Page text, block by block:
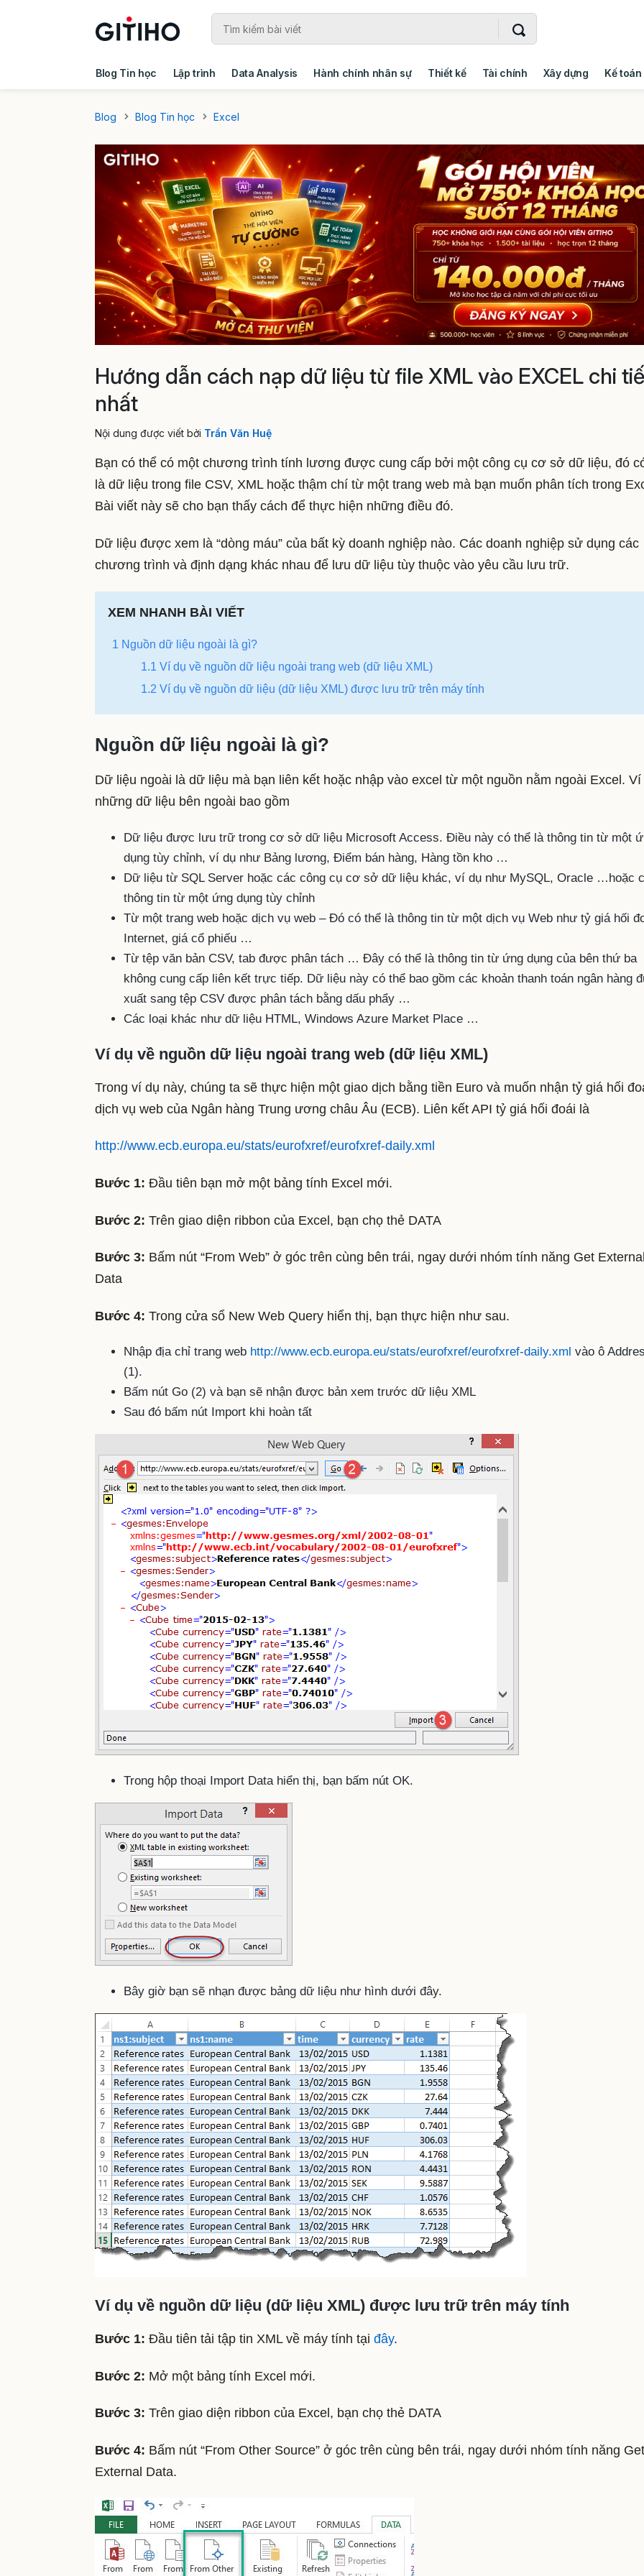
Blog Tin học Lập trình Data Analysis Hành chính nhân sự Thiết kế Tài chính Xây dựng Kế toán
Blog
Blog Tin học Excel
Hướng dẫn cách nạp dữ liệu từ file XML vào EXCEL chi
nhất
Nội dung được viết bởi Trần Văn Huệ
Bạn có thể có một chương trình tính lương được cung cấp bởi một công cụ cơ sở dữ liệu, đó
là dữ liệu trong file CSV, XML hoặc thậm chí từ một trang web mà bạn muốn phân tích trong
Bài viết này sẽ cho bạn thấy cách để thực hiện những điều đó.
Dữ liệu được xem là “dòng máu” của bất kỳ doanh nghiệp nào. Các doanh nghiệp sử dụng các
chương trình và định dạng khác nhau để lưu dữ liệu tùy thuộc vào yêu cầu lưu trữ.
XEM NHANH BÀI VIẾT
1 Nguồn dữ liệu ngoài là gì?
1.1 Ví dụ về nguồn dữ liệu ngoài trang web (dữ liệu XML)
1.2 Ví dụ về nguồn dữ liệu (dữ liệu XML) được lưu trữ trên máy tính
Nguồn dữ liệu ngoài là gì?
Dữ liệu ngoài là dữ liệu mà bạn liên kết hoặc nhập vào excel từ một nguồn nằm ngoài Excel. Ví
những dữ liệu bên ngoài bao gồm
Dữ liệu được lưu trữ trong cơ sở dữ liệu Microsoft Access. Điều này có thể là thông tin từ một
dụng tùy chỉnh, ví dụ như Bảng lương, Điểm bán hàng, Hàng tồn kho …
Dữ liệu từ SQL Server hoặc các công cụ cơ sở dữ liệu khác, ví dụ như MySQL, Oracle …hoặc
thông tin từ một ứng dụng tùy chỉnh
Từ một trang web hoặc dịch vụ web – Đó có thể là thông tin từ một dịch vụ Web như tỷ giá hối
Internet, giá cổ phiếu …
Từ tệp văn bản CSV, tab được phân tách … Đây có thể là thông tin từ ứng dụng của bên thứ ba
không cung cấp liên kết trực tiếp. Dữ liệu này có thể bao gồm các khoản thanh toán ngân hàng
xuất sang tệp CSV được phân tách bằng dấu phẩy …
Các loại khác như dữ liệu HTML, Windows Azure Market Place …
Ví dụ về nguồn dữ liệu ngoài trang web (dữ liệu XML)
Trong ví dụ này, chúng ta sẽ thực hiện một giao dịch bằng tiền Euro và muốn nhận tỷ giá hối
dịch vụ web của Ngân hàng Trung ương châu Âu (ECB). Liên kết API tỷ giá hối đoái là
http://www.ecb.europa.eu/stats/eurofxref/eurofxref-daily.xml
Bước 1: Đầu tiên bạn mở một bảng tính Excel mới.
Bước 2: Trên giao diện ribbon của Excel, bạn chọ thẻ DATA
Bước 3: Bấm nút “From Web” ở góc trên cùng bên trái, ngay dưới nhóm tính năng Get
Data
Bước 4: Trong cửa sổ New Web Query hiển thị, bạn thực hiện như sau.
Nhập địa chỉ trang web http://www.ecb.europa.eu/stats/eurofxref/eurofxref-daily.xml vào ô
(1).
Bấm nút Go (2) và bạn sẽ nhận được bản xem trước dữ liệu XML
Sau đó bấm nút Import khi hoàn tất
Trong hộp thoại Import Data hiển thị, bạn bấm nút OK.
Bây giờ bạn sẽ nhạn được bảng dữ liệu như hình dưới đây.
Ví dụ về nguồn dữ liệu (dữ liệu XML) được lưu trữ trên máy tính
Bước 1: Đầu tiên tải tập tin XML về máy tính tại đây.
Bước 2: Mở một bảng tính Excel mới.
Bước 3: Trên giao diện ribbon của Excel, bạn chọ thẻ DATA
Bước 4: Bấm nút “From Other Source” ở góc trên cùng bên trái, ngay dưới nhóm tính năng Get
External Data.